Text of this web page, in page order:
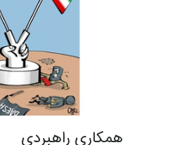
همکاری راهبردی